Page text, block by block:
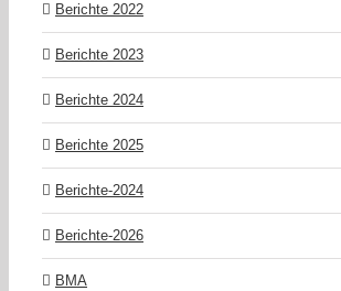
Berichte 2022
Berichte 2023
Berichte 2024
Berichte 2025
Berichte-2024
Berichte-2026
BMA